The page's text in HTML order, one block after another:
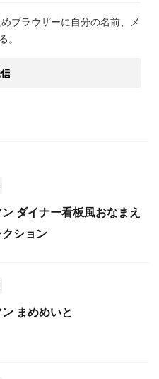
ブラウザーに自分の名前、メ
。
ダイナー看板風おなまえ
ション
まめめいと